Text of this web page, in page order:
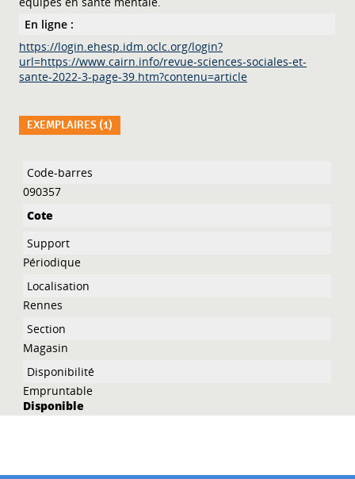
En ligne :
https://login.ehesp.idm.oclc.org/login?
url=https://www.cairn.info/revue-sciences-sociales-et-
sante-2022-3-page-39.htm?contenu=article
EXEMPLAIRES (1)
Liste des exemplaires
090357
Périodique
Rennes
Magasin
Empruntable
Disponible